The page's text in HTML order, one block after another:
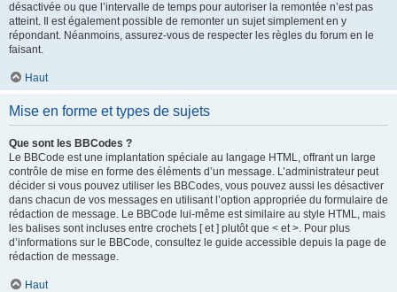
désactivée ou que l’intervalle de temps pour autoriser la remontée n’est pas
atteint. Il est également possible de remonter un sujet simplement en y
répondant. Néanmoins, assurez-vous de respecter les règles du forum en le
faisant.
Haut
Mise en forme et types de sujets
Que sont les BBCodes ?
Le BBCode est une implantation spéciale au langage HTML, offrant un large
contrôle de mise en forme des éléments d’un message. L’administrateur peut
décider si vous pouvez utiliser les BBCodes, vous pouvez aussi les désactiver
dans chacun de vos messages en utilisant l’option appropriée du formulaire de
rédaction de message. Le BBCode lui-même est similaire au style HTML, mais
les balises sont incluses entre crochets [ et ] plutôt que < et >. Pour plus
d’informations sur le BBCode, consultez le guide accessible depuis la page de
rédaction de message.
Haut